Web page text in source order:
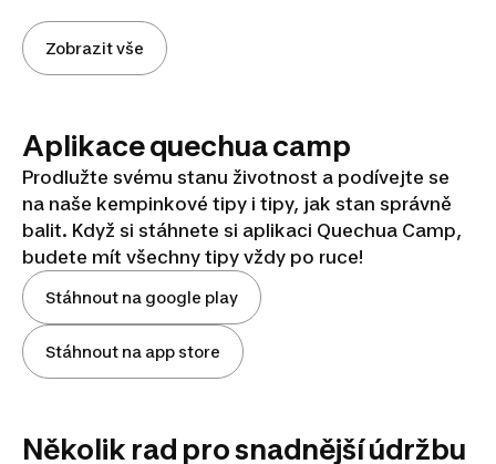
Zobrazit vše
Aplikace quechua camp
Prodlužte svému stanu životnost a podívejte se
na naše kempinkové tipy i tipy, jak stan správně
balit. Když si stáhnete si aplikaci Quechua Camp,
budete mít všechny tipy vždy po ruce!
Stáhnout na google play
Stáhnout na app store
Několik rad pro snadnější údržbu